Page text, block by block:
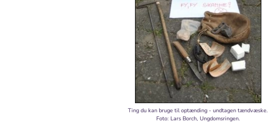
Ting du kan bruge til optænding - undtagen tændvæske.
Foto: Lars Borch, Ungdomsringen.